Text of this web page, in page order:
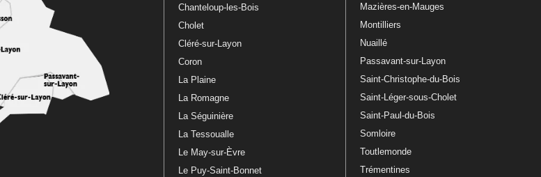
Chanteloup-les-Bois
Cholet
Cléré-sur-Layon
Coron
La Plaine
La Romagne
La Séguinière
La Tessoualle
Le May-sur-Èvre
Le Puy-Saint-Bonnet
Mazières-en-Mauges
Montilliers
Nuaillé
Passavant-sur-Layon
Saint-Christophe-du-Bois
Saint-Léger-sous-Cholet
Saint-Paul-du-Bois
Somloire
Toutlemonde
Trémentines